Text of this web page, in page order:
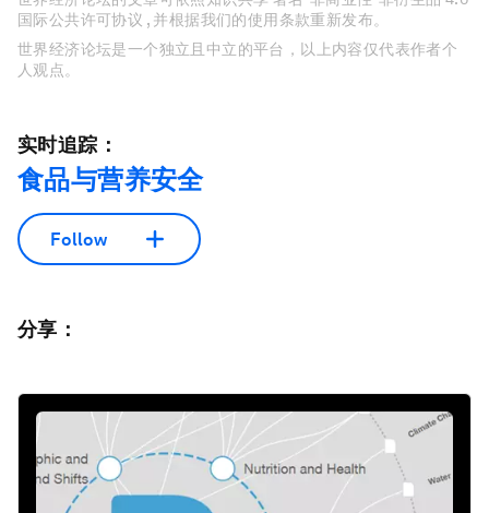
国际公共许可协议 , 并根据我们的使用条款重新发布。
世界经济论坛是一个独立且中立的平台，以上内容仅代表作者个
人观点。
实时追踪：
食品与营养安全
Follow
分享：